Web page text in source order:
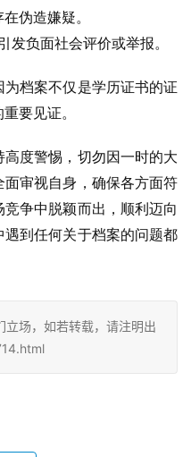
伪造嫌疑。
发负面社会评价或举报。
档案不仅是学历证书的证
要见证。
度警惕，切勿因一时的大
审视自身，确保各方面符
争中脱颖而出，顺利迈向
到任何关于档案的问题都
场，如若转载，请注明出